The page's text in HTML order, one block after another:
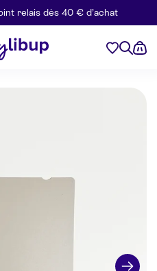
relais dès 40 € d’achat